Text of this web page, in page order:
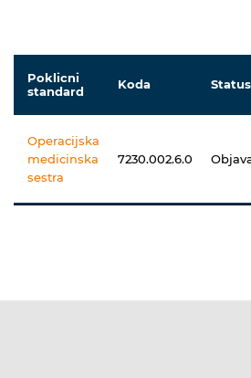
Poklicni
standard
Koda Status
Operacijska
medicinska
sestra
7230.002.6.0